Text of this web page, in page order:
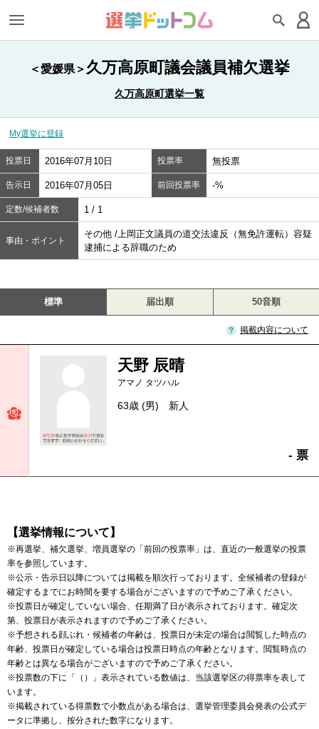
＜愛媛県＞ 久万高原町議会議員補欠選挙
久万高原町選挙一覧
My選挙に登録
投票日 2016年07月10日 投票率 無投票
告示日 2016年07月05日 前回投票率 -%
定数/候補者数 1 / 1
事由・ポイント
その他 /上岡正文議員の道交法違反（無免許運転）容疑
逮捕による辞職のため
標準 届出順 50音順
掲載内容について
天野 辰晴
アマノ タツハル
63歳 (男) 新人
- 票
【選挙情報について】
※再選挙、補欠選挙、増員選挙の「前回の投票率」は、直近の一般選挙の投票
率を参照しています。
※公示・告示日以降については掲載を順次行っております。全候補者の登録が
確定するまでにお時間を要する場合がございますので予めご了承ください。
※投票日が確定していない場合、任期満了日が表示されております。確定次
第、投票日が表示されますので予めご了承ください。
※予想される顔ぶれ・候補者の年齢は、投票日が未定の場合は閲覧した時点の
年齢、投票日が確定している場合は投票日時点の年齢となります。閲覧時点の
年齢とは異なる場合がございますので予めご了承ください。
※投票数の下に「（）」表示されている数値は、当該選挙区の得票率を表して
います。
※掲載されている得票数で小数点がある場合は、選挙管理委員会発表の公式デ
ータに準拠し、按分された数字になります。